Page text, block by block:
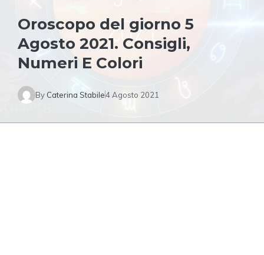
Oroscopo del giorno 5
Agosto 2021. Consigli,
Numeri E Colori
By Caterina Stabile4 Agosto 2021